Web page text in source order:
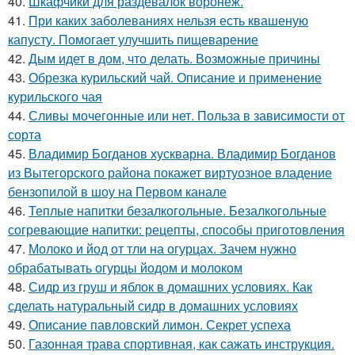
41. При каких заболеваниях нельзя есть квашеную
капусту. Помогает улучшить пищеварение
42. Дым идет в дом, что делать. Возможные причины
43. Обрезка курильский чай. Описание и применение
курильского чая
44. Сливы мочегонные или нет. Польза в зависимости от
сорта
45. Владимир Богданов хускварна. Владимир Богданов
из Вытегорского района покажет виртуозное владение
бензопилой в шоу на Первом канале
46. Теплые напитки безалкогольные. Безалкогольные
согревающие напитки: рецепты, способы приготовления
47. Молоко и йод от тли на огурцах. Зачем нужно
обрабатывать огурцы йодом и молоком
48. Сидр из груш и яблок в домашних условиях. Как
сделать натуральный сидр в домашних условиях
49. Описание павловский лимон. Секрет успеха
50. Газонная трава спортивная, как сажать инструкция.